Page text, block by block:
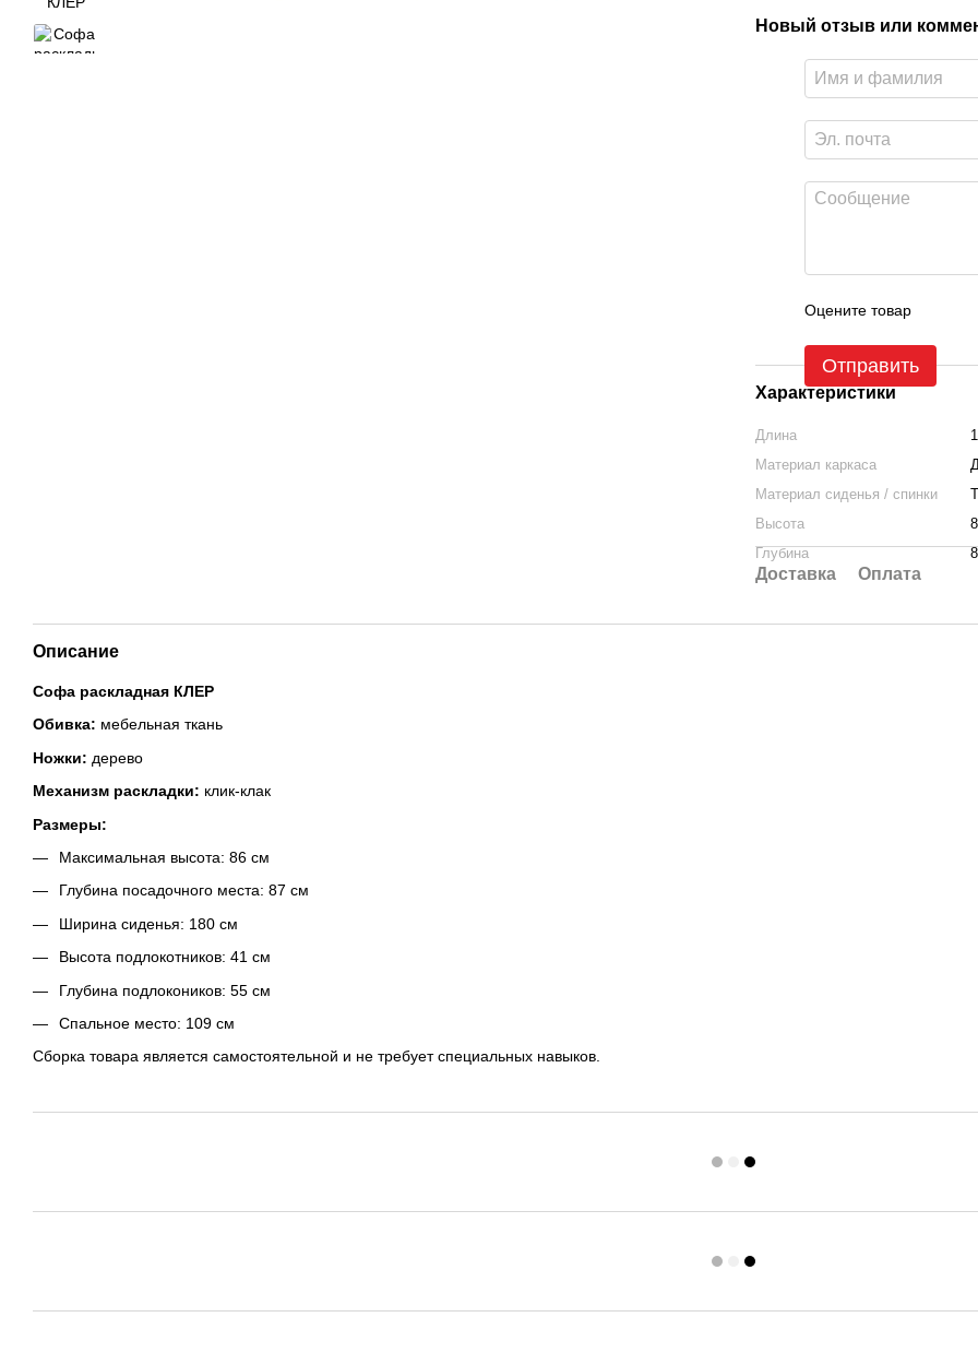
Новый отзыв или
Оцените товар
Отправить
Характеристики
Длина
Материал каркаса
Материал сиденья / спинки
Высота
Глубина
Доставка Оплата
Описание
Софа раскладная КЛЕР
Обивка: мебельная ткань
Ножки: дерево
Механизм раскладки: клик-клак
Размеры:
Максимальная высота: 86 см
Глубина посадочного места: 87 см
Ширина сиденья: 180 см
Высота подлокотников: 41 см
Глубина подлокоников: 55 см
Спальное место: 109 см
Сборка товара является самостоятельной и не требует специальных навыков.